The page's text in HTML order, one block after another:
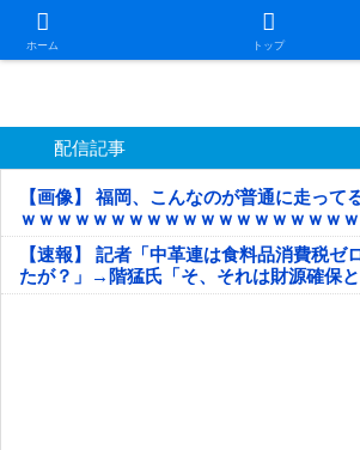
ホーム トップ
日本第一！ニュース録
配信記事
【画像】 福岡、こんなのが普通に走って
ｗｗｗｗｗｗｗｗｗｗｗｗｗｗｗｗｗｗ
ｗｗｗｗｗ
【速報】 記者「中革連は食料品消費税ゼ
たが？」→階猛氏「そ、それは財源確保と